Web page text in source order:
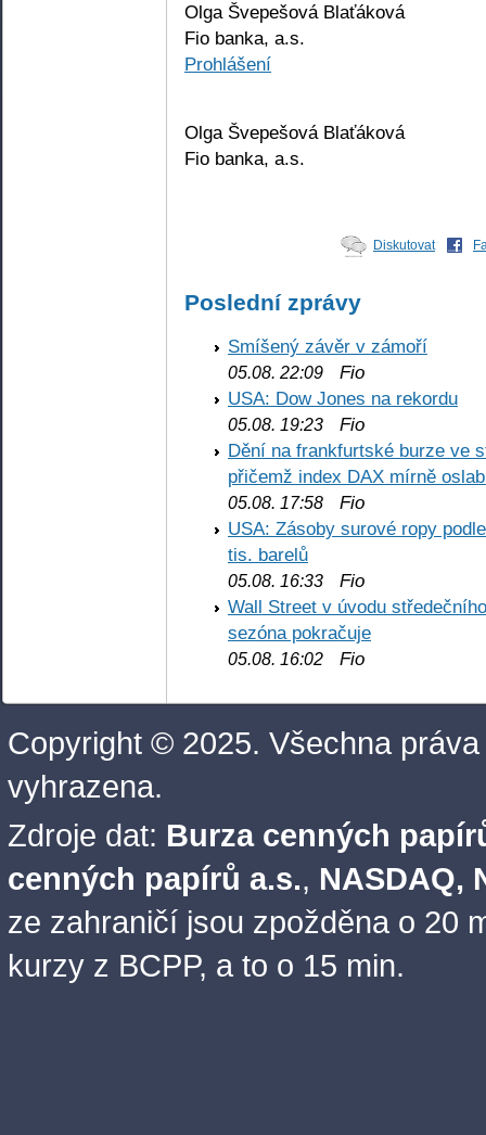
Olga Švepešová Blaťáková
Fio banka, a.s.
Prohlášení
Olga Švepešová Blaťáková
Fio banka, a.s.
Diskutovat
Poslední zprávy
Smíšený závěr v zámoří
05.08. 22:09 Fio
USA: Dow Jones na rekordu
05.08. 19:23 Fio
Dění na frankfurtské burze ve
přičemž index DAX mírně
05.08. 17:58 Fio
USA: Zásoby surové ropy
tis. barelů
05.08. 16:33 Fio
Wall Street v úvodu
sezóna pokračuje
05.08. 16:02 Fio
Copyright © 2025. Všechna práva
vyhrazena.
Zdroje dat: Burza cenných
cenných papírů a.s., NASDAQ,
ze zahraničí jsou zpožděna o 20
kurzy z BCPP, a to o 15 min.